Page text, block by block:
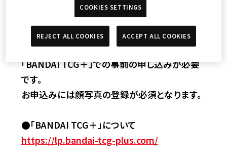
参加方法
「BANDAI TCG＋」での事前の申し込みが必要
です。​
お申込みには顔写真の登録が必須となります。​
●「BANDAI TCG＋」について​
https://lp.bandai-tcg-plus.com/​
COOKIES SETTINGS
REJECT ALL COOKIES ACCEPT ALL COOKIES